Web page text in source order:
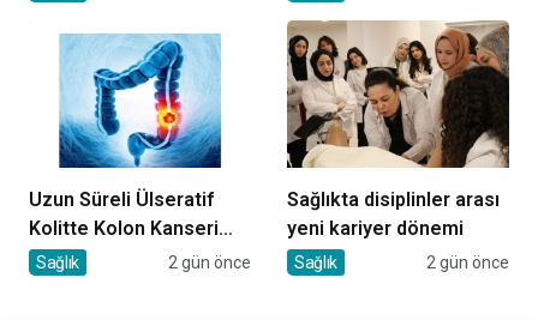
Uzun Süreli Ülseratif
Kolitte Kolon Kanseri
Riski Artıyor mu?
Sağlık 2 gün önce
Sağlıkta disiplinler arası
yeni kariyer dönemi
Sağlık 2 gün önce